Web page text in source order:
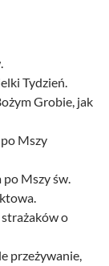
Tydzień.
Grobie, jak
Mszy
po Mszy św.
strażaków o
przeżywanie,